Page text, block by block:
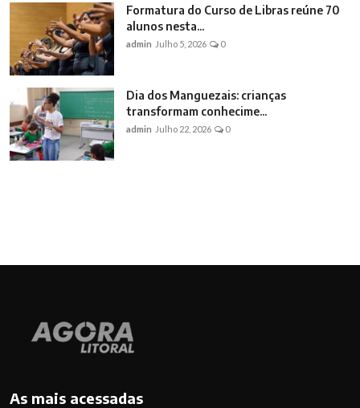
Formatura do Curso de Libras reúne 70
alunos nesta...
admin Julho 5, 2026 0
Dia dos Manguezais: crianças
transformam conhecime...
admin Julho 22, 2026 0
As mais acessadas